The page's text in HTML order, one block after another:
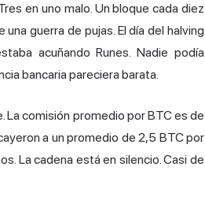
en uno malo. Un bloque cada diez
guerra de pujas. El día del halving
acuñando Runes. Nadie podía
bancaria pareciera barata.
comisión promedio por BTC es de
a un promedio de 2,5 BTC por
La cadena está en silencio. Casi de